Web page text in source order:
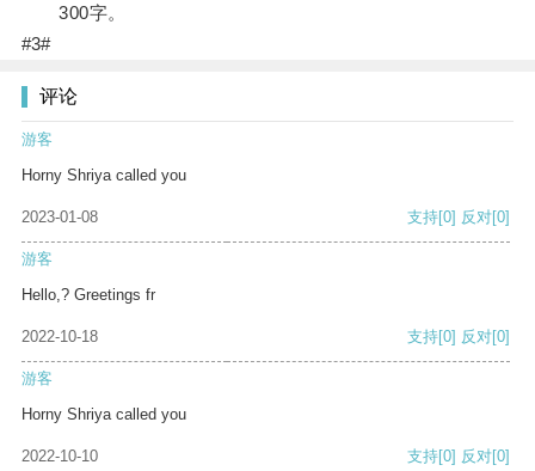
300字。
#3#
评论
游客
Horny Shriya called you
2023-01-08 支持[0] 反对[0]
游客
Hello,? Greetings fr
2022-10-18 支持[0] 反对[0]
游客
Horny Shriya called you
2022-10-10 支持[0] 反对[0]